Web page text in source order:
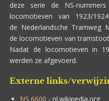
deze serie de NS-
locomotieven van 1923/
de Nederlandsche Tramweg
de locomotieven van
Nadat de locomotieven in
werden ze afgevoerd.
Externe links/
NS 6600 - nl.wikipedia.org